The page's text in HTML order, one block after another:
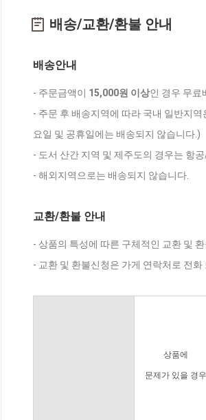
배송/교환/환불 안내
배송안내
- 주문금액이 15,000원 이상인 경우 무료
- 주문 후 배송지역에 따라 국내 일반지
요일 및 공휴일에는 배송되지 않습니다.)
- 도서 산간 지역 및 제주도의 경우는 항
- 해외지역으로는 배송되지 않습니다.
교환/환불 안내
- 상품의 특성에 따른 구체적인 교환 및
- 교환 및 환불신청은 가게 연락처로 전
상품에
문제가 있을 경우